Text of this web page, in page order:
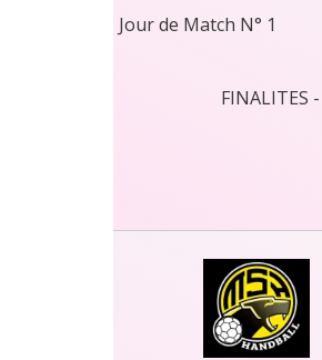
Jour de Match N° 1
FINALITES